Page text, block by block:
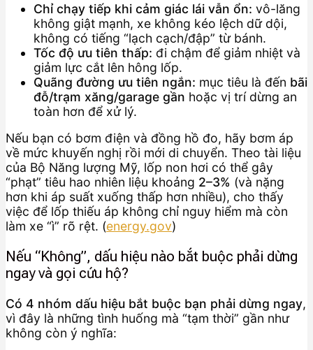
Chỉ chạy tiếp khi cảm giác lái vẫn ổn: vô-lăng
không giật mạnh, xe không kéo lệch dữ dội,
không có tiếng “lạch cạch/đập” từ bánh.
Tốc độ ưu tiên thấp: đi chậm để giảm nhiệt và
giảm lực cắt lên hông lốp.
Quãng đường ưu tiên ngắn: mục tiêu là đến bãi
đỗ/trạm xăng/garage gần hoặc vị trí dừng an
toàn hơn để xử lý.
Nếu bạn có bơm điện và đồng hồ đo, hãy bơm áp
về mức khuyến nghị rồi mới di chuyển. Theo tài liệu
của Bộ Năng lượng Mỹ, lốp non hơi có thể gây
“phạt” tiêu hao nhiên liệu khoảng 2–3% (và nặng
hơn khi áp suất xuống thấp hơn nhiều), cho thấy
việc để lốp thiếu áp không chỉ nguy hiểm mà còn
làm xe “ì” rõ rệt. (energy.gov)
Nếu “Không”, dấu hiệu nào bắt buộc phải dừng
ngay và gọi cứu hộ?
Có 4 nhóm dấu hiệu bắt buộc bạn phải dừng ngay,
vì đây là những tình huống mà “tạm thời” gần như
không còn ý nghĩa: